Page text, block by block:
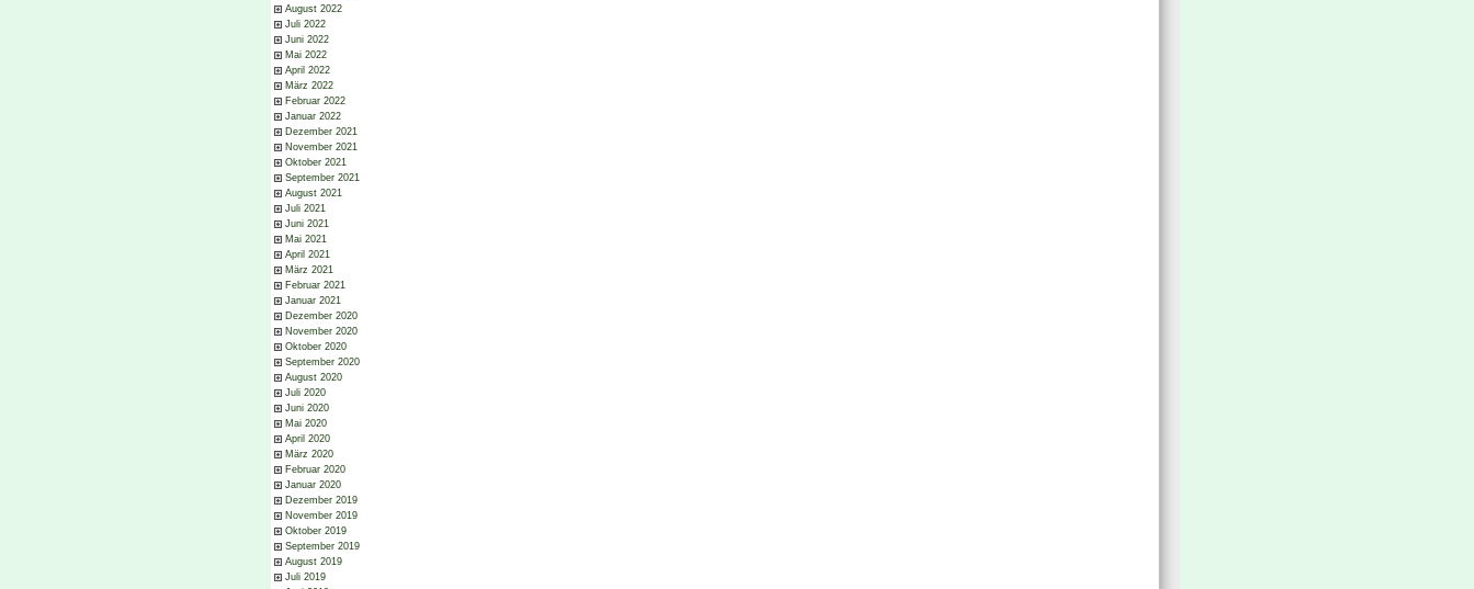
August 2022
Juli 2022
Juni 2022
Mai 2022
April 2022
März 2022
Februar 2022
Januar 2022
Dezember 2021
November 2021
Oktober 2021
September 2021
August 2021
Juli 2021
Juni 2021
Mai 2021
April 2021
März 2021
Februar 2021
Januar 2021
Dezember 2020
November 2020
Oktober 2020
September 2020
August 2020
Juli 2020
Juni 2020
Mai 2020
April 2020
März 2020
Februar 2020
Januar 2020
Dezember 2019
November 2019
Oktober 2019
September 2019
August 2019
Juli 2019